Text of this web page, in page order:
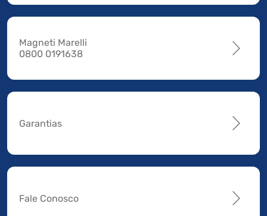
Magneti Marelli
0800 0191638
Garantias
Fale Conosco